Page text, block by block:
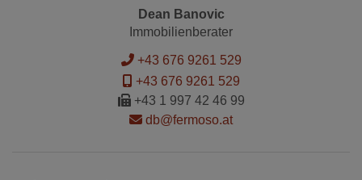
Dean Banovic
Immobilienberater
+43 676 9261 529
+43 676 9261 529
+43 1 997 42 46 99
db@fermoso.at